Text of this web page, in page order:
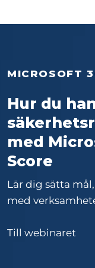
MICROSOFT
Hur du
med
Score
Lär dig sätta
med
Till webinaret